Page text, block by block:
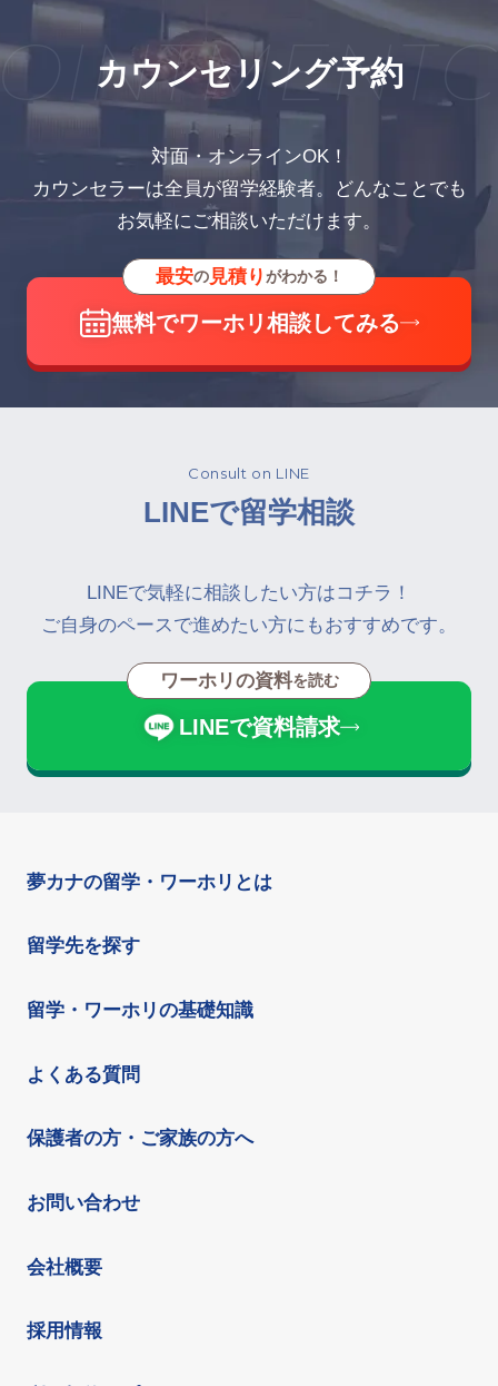
カウンセリング予約
対面・オンラインOK！
カウンセラーは全員が留学経験者。どんなことでも
お気軽にご相談いただけます。
最安の見積りがわかる！
無料でワーホリ相談してみる
Consult on LINE
LINEで留学相談
LINEで気軽に相談したい方はコチラ！
ご自身のペースで進めたい方にもおすすめです。
ワーホリの資料を読む
LINEで資料請求
夢カナの留学・ワーホリとは
留学先を探す
留学・ワーホリの基礎知識
よくある質問
保護者の方・ご家族の方へ
お問い合わせ
会社概要
採用情報